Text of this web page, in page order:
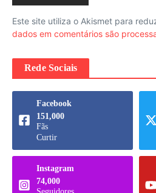
Este site utiliza o Akismet para
dados em comentários são
Rede Sociais
Facebook
151,000
Fãs
Curtir
Instagram
74,000